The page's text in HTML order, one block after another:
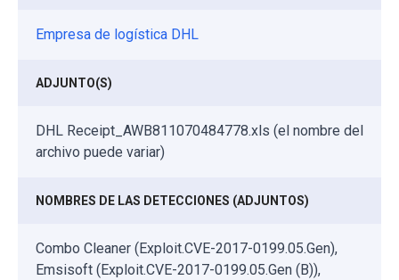
Empresa de logística DHL
ADJUNTO(S)
DHL Receipt_AWB811070484778.xls (el nombre del
archivo puede variar)
NOMBRES DE LAS DETECCIONES (ADJUNTOS)
Combo Cleaner (Exploit.CVE-2017-0199.05.Gen),
Emsisoft (Exploit.CVE-2017-0199.05.Gen (B)),